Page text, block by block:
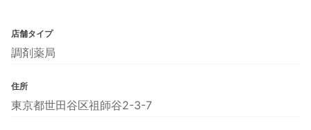
店舗タイプ
調剤薬局
住所
東京都世田谷区祖師谷2-3-7